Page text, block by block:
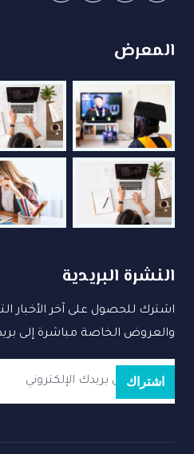
المعرض
النشرة البريدية
اشترك للحصول على آخر الأخبار
والعروض الخاصة مباشرة إلى
اشتراك